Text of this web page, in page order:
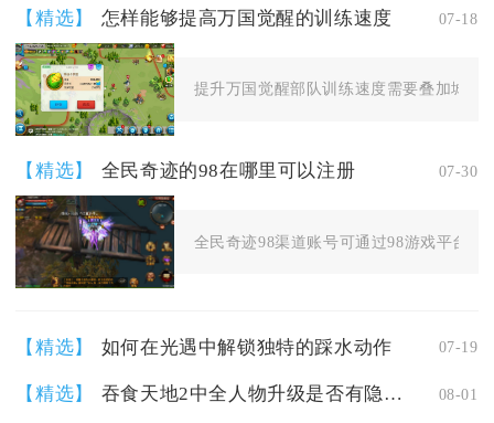
【精选】 怎样能够提高万国觉醒的训练速度 07-18
提升万国觉醒部队训练速度需要叠加城建
【精选】 全民奇迹的98在哪里可以注册 07-30
全民奇迹98渠道账号可通过98游戏平台官
【精选】 如何在光遇中解锁独特的踩水动作 07-19
【精选】 吞食天地2中全人物升级是否有隐藏的秘籍 08-01